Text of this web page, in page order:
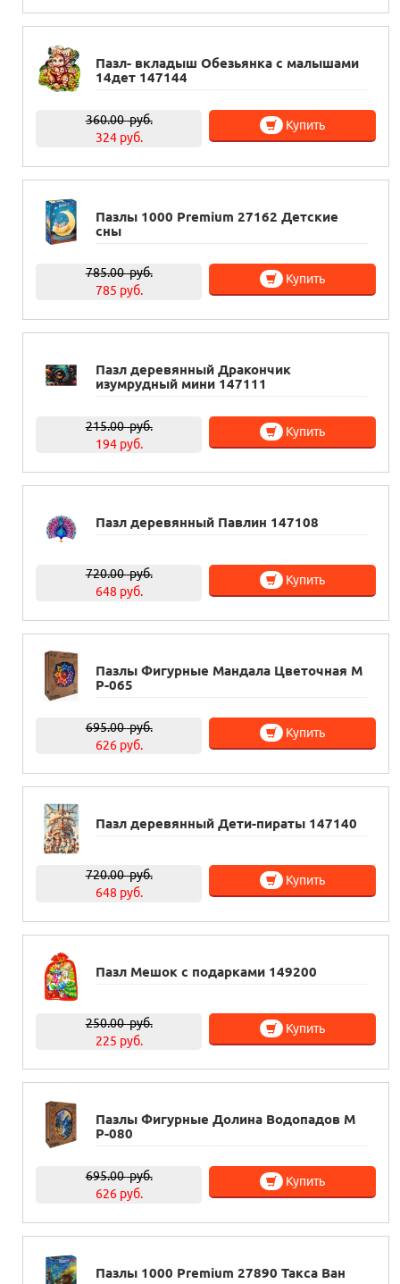
Пазл- вкладыш Обезьянка с малышами
14дет 147144
360.00руб.
324 руб.
Купить
Пазлы 1000 Premium 27162 Детские
сны
785.00руб.
785 руб.
Купить
Пазл деревянный Дракончик
изумрудный мини 147111
215.00руб.
194 руб.
Купить
Пазл деревянный Павлин 147108
720.00руб.
648 руб.
Купить
Пазлы Фигурные Мандала Цветочная M
P-065
695.00руб.
626 руб.
Купить
Пазл деревянный Дети-пираты 147140
720.00руб.
648 руб.
Купить
Пазл Мешок с подарками 149200
250.00руб.
225 руб.
Купить
Пазлы Фигурные Долина Водопадов M
P-080
695.00руб.
626 руб.
Купить
Пазлы 1000 Premium 27890 Такса Ван